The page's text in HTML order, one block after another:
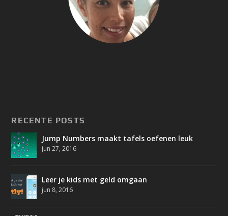
RECENTE POSTS
Jump Numbers maakt tafels oefenen leuk
jun 27, 2016
Leer je kids met geld omgaan
jun 8, 2016